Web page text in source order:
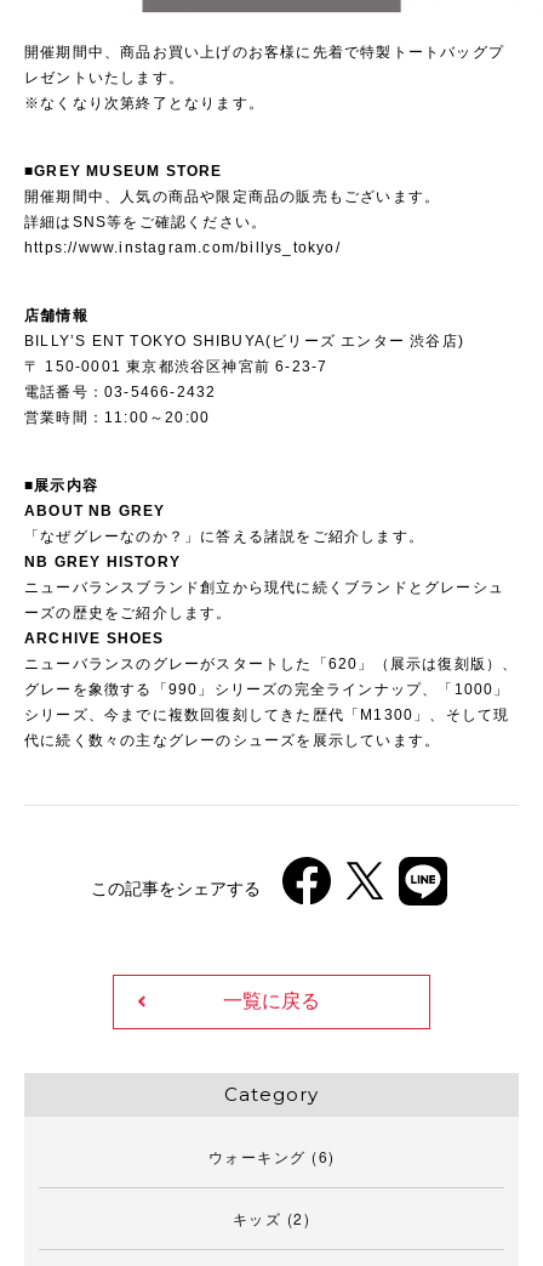
開催期間中、商品お買い上げのお客様に先着で特製トートバッグプ
レゼントいたします。
※なくなり次第終了となります。
■GREY MUSEUM STORE
開催期間中、人気の商品や限定商品の販売もございます。
詳細はSNS等をご確認ください。
https://www.instagram.com/billys_tokyo/
店舗情報
BILLY’S ENT TOKYO SHIBUYA(ビリーズ エンター 渋谷店)
〒 150-0001 東京都渋谷区神宮前 6-23-7
電話番号：03-5466-2432
営業時間：11:00～20:00
■展示内容
ABOUT NB GREY
「なぜグレーなのか？」に答える諸説をご紹介します。
NB GREY HISTORY
ニューバランスブランド創立から現代に続くブランドとグレーシュ
ーズの歴史をご紹介します。
ARCHIVE SHOES
ニューバランスのグレーがスタートした「620」（展示は復刻版）、
グレーを象徴する「990」シリーズの完全ラインナップ、「1000」
シリーズ、今までに複数回復刻してきた歴代「M1300」、そして現
代に続く数々の主なグレーのシューズを展示しています。
この記事をシェアする
一覧に戻る
Category
ウォーキング (6)
キッズ (2)